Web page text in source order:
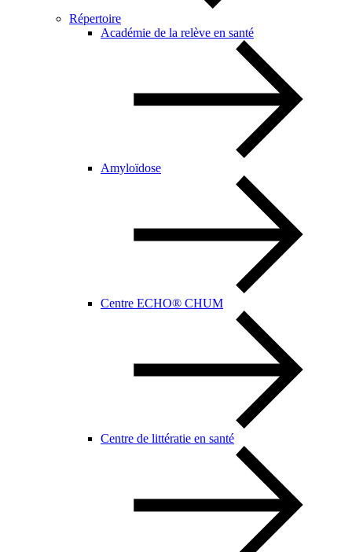
Répertoire
Académie de la relève en santé
Amyloïdose
Centre ECHO® CHUM
Centre de littératie en santé